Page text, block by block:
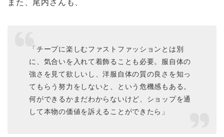
また、尾内さんも、
「チープに楽しむファストファッションとは別
に、気合いを入れて着飾ることも必要。服自体の
強さを見て欲しいし、洋服自体の質の良さを知っ
てもらう努力をしないと、という危機感もある。
何ができるかまだわからないけど、ショップを通
して本物の価値を訴えることができたら」